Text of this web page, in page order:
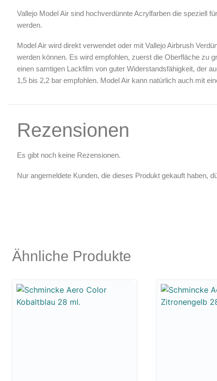
Zubehör & Ausstattung
Spezialliteratur & Anleitungen
Gutscheine
Vallejo Model Air sind hochverdünnte Acrylfarben die speziell
werden.
Model Air wird direkt verwendet oder mit Vallejo Airbrush
werden können. Es wird empfohlen, zuerst die Oberfläche zu
einen samtigen Lackfilm von guter Widerstandsfähigkeit, der
1,5 bis 2,2 bar empfohlen. Model Air kann natürlich auch mit
Rezensionen
Es gibt noch keine Rezensionen.
Nur angemeldete Kunden, die dieses Produkt gekauft haben,
Ähnliche Produkte